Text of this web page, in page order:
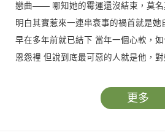
戀曲—— 哪知她的霉運還沒結束，莫名
明白其實惹來一連串衰事的禍首就是
早在多年前就已結下 當年一個心軟，
恩怨裡 但說到底最可惡的人就是他，
更多